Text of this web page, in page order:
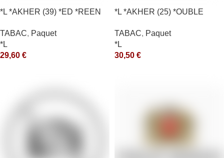
*L *AKHER (39) *ED *REEN
TABAC, Paquet
*L
29,60 €
*L *AKHER (25) *OUBLE
TABAC, Paquet
*L
30,50 €